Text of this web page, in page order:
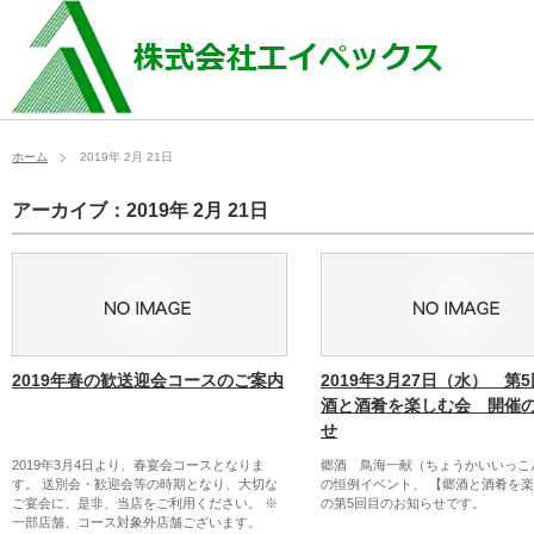
ホーム 2019年 2月 21日
アーカイブ：2019年 2月 21日
2019年春の歓送迎会コースのご案内
2019年3月4日より、春宴会コースとなりま
す。 送別会・歓迎会等の時期となり、大切な
ご宴会に、是非、当店をご利用ください。 ※
一部店舗、コース対象外店舗ございます。
2019年3月27日（水） 第
酒と酒肴を楽しむ会 開催
せ
郷酒 鳥海一献（ちょうかいいっこ
の恒例イベント、 【郷酒と酒肴を
の第5回目のお知らせです。